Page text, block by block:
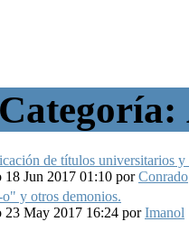
de títulos universitarios y
18 Jun 2017 01:10 porConrado
y otros demonios.
23 May 2017 16:24 porImanol